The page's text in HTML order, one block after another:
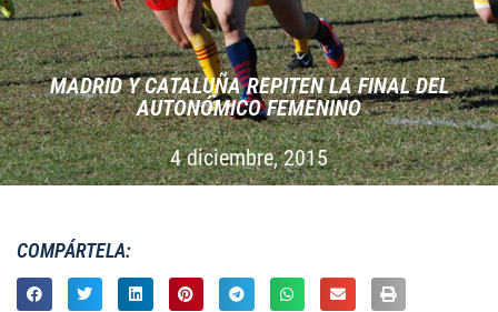
MADRID Y CATALUÑA REPITEN LA FINAL DEL
AUTONÓMICO FEMENINO
4 diciembre, 2015
COMPÁRTELA: